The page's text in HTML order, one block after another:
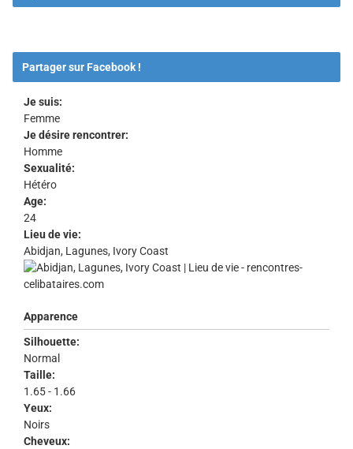
Partager sur Facebook !
Je suis:
Femme
Je désire rencontrer:
Homme
Sexualité:
Hétéro
Age:
24
Lieu de vie:
Abidjan, Lagunes, Ivory Coast
Apparence
Silhouette:
Normal
Taille:
1.65 - 1.66
Yeux:
Noirs
Cheveux: